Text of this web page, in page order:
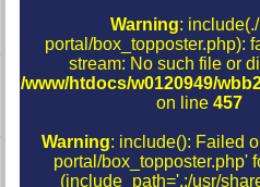
Warning:
portal/box_topposter.php):
stream: No such file or
/www/htdocs/w0120949/
on line457
Warning: include(): Failed
portal/box_topposter.php'
(include_path='.:/usr/